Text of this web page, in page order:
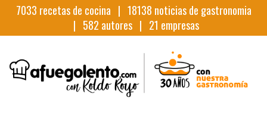
7033 recetas de cocina | 18138 noticias de gastronomia
| 582 autores | 21 empresas